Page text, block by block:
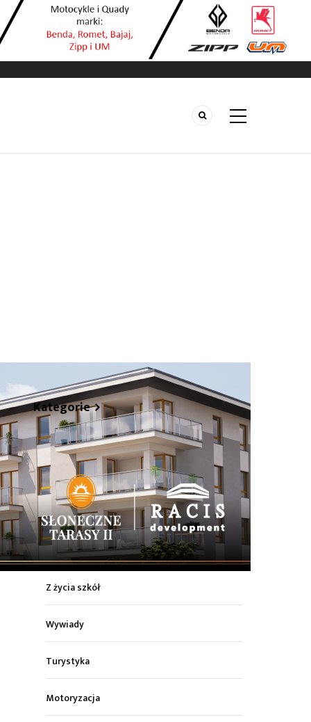
Kategorie
Z życia miasta
Sport
Kultura
Wiadomości z regionu
Z życia szkół
Wywiady
Turystyka
Motoryzacja